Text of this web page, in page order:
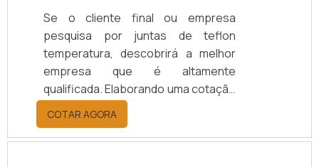
Se o cliente final ou empresa
pesquisa por juntas de teflon
temperatura, descobrirá a melhor
empresa que é altamente
qualificada. Elaborando uma cotação
por meio da plataforma e
descobrindo a melhor referência do
mercado.Sim, aqui é o lugar certo!
COTAR AGORA